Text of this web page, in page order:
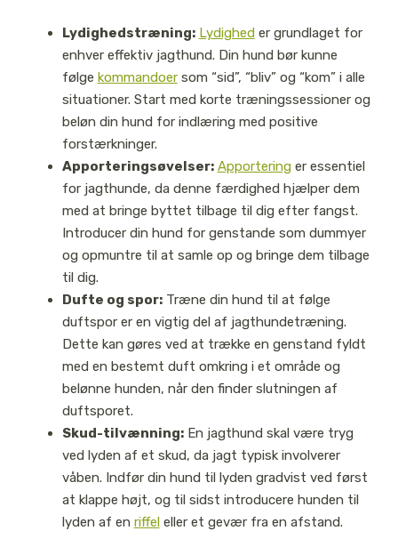
Lydighedstræning: Lydigheder grundlaget for
enhver effektiv jagthund. Din hund bør kunne
følge kommandoersom “sid”, “bliv” og “kom” i alle
situationer. Start med korte træningssessioner og
beløn din hund for indlæring med positive
forstærkninger.
Apporteringsøvelser: Apporteringer essentiel
for jagthunde, da denne færdighed hjælper dem
med at bringe byttet tilbage til dig efter fangst.
Introducer din hund for genstande som dummyer
og opmuntre til at samle op og bringe dem tilbage
til dig.
Dufte og spor:Træne din hund til at følge
duftspor er en vigtig del af jagthundetræning.
Dette kan gøres ved at trække en genstand fyldt
med en bestemt duft omkring i et område og
belønne hunden, når den finder slutningen af
duftsporet.
Skud-tilvænning:En jagthund skal være tryg
ved lyden af et skud, da jagt typisk involverer
våben. Indfør din hund til lyden gradvist ved først
at klappe højt, og til sidst introducere hunden til
lyden af en riffeleller et gevær fra en afstand.